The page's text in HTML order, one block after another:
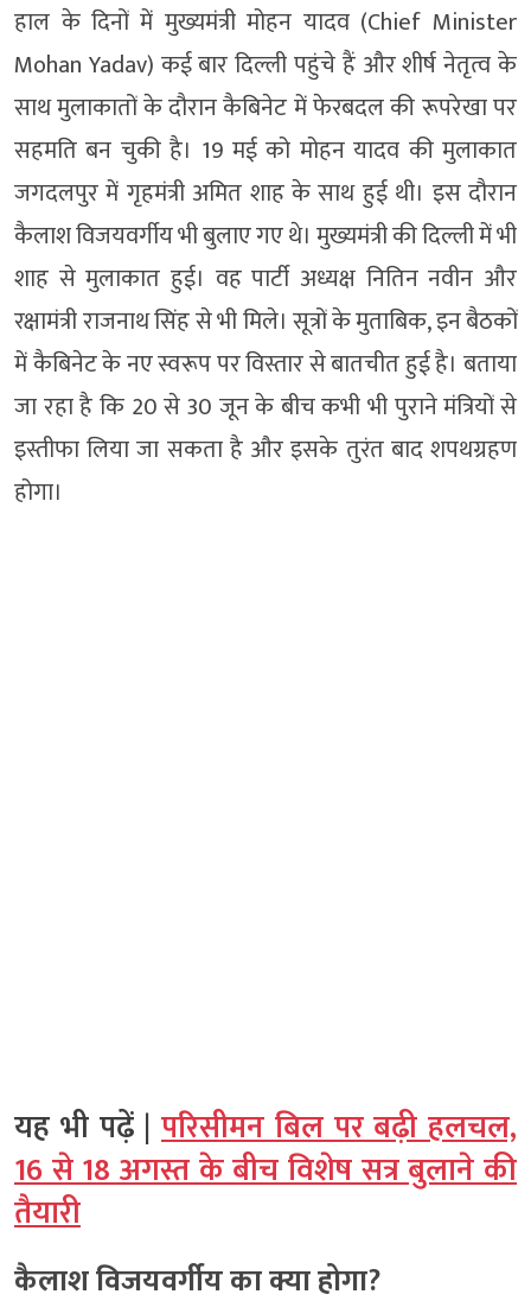
हाल के दिनों में मुख्यमंत्री मोहन यादव (Chief Minister
Mohan Yadav) कई बार दिल्ली पहुंचे हैं और शीर्ष नेतृत्व के
साथ मुलाकातों के दौरान कैबिनेट में फेरबदल की रूपरेखा पर
सहमति बन चुकी है। 19 मई को मोहन यादव की मुलाकात
जगदलपुर में गृहमंत्री अमित शाह के साथ हुई थी। इस दौरान
कैलाश विजयवर्गीय भी बुलाए गए थे। मुख्यमंत्री की दिल्ली में भी
शाह से मुलाकात हुई। वह पार्टी अध्यक्ष नितिन नवीन और
रक्षामंत्री राजनाथ सिंह से भी मिले। सूत्रों के मुताबिक, इन बैठकों
में कैबिनेट के नए स्वरूप पर विस्तार से बातचीत हुई है। बताया
जा रहा है कि 20 से 30 जून के बीच कभी भी पुराने मंत्रियों से
इस्तीफा लिया जा सकता है और इसके तुरंत बाद शपथग्रहण
होगा।
यह भी पढ़ें | परिसीमन बिल पर बढ़ी हलचल,
16 से 18 अगस्त के बीच विशेष सत्र बुलाने की
तैयारी
कैलाश विजयवर्गीय का क्या होगा?